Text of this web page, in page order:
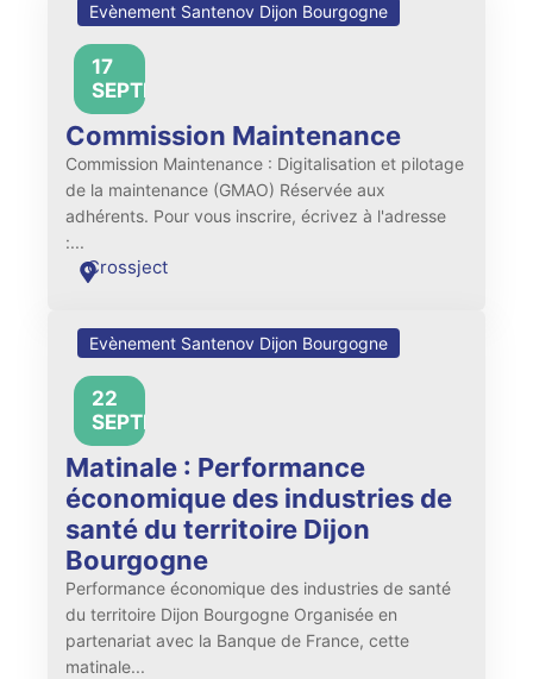
Evènement Santenov Dijon Bourgogne
17
SEPTEMBRE
Commission Maintenance
Commission Maintenance : Digitalisation et pilotage
de la maintenance (GMAO) Réservée aux
adhérents. Pour vous inscrire, écrivez à l'adresse
:...
Crossject
Evènement Santenov Dijon Bourgogne
22
SEPTEMBRE
Matinale : Performance
économique des industries de
santé du territoire Dijon
Bourgogne
Performance économique des industries de santé
du territoire Dijon Bourgogne Organisée en
partenariat avec la Banque de France, cette
matinale...